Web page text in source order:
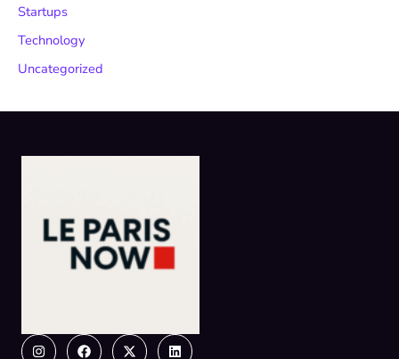
Startups
Technology
Uncategorized
InstagramFacebook
X-
twitter
Linkedin